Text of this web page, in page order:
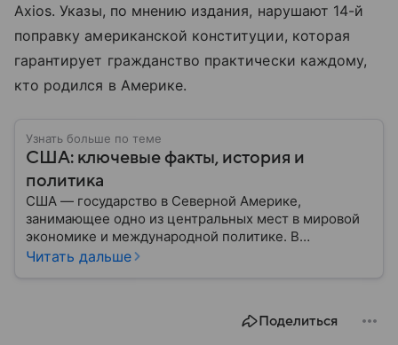
Axios. Указы, по мнению издания, нарушают 14-й
поправку американской конституции, которая
гарантирует гражданство практически каждому,
кто родился в Америке.
Узнать больше по теме
США: ключевые факты, история и
политика
США — государство в Северной Америке,
занимающее одно из центральных мест в мировой
экономике и международной политике. В
материале — основные сведения об этой стране.
Читать дальше
Поделиться